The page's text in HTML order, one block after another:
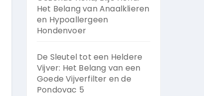
Het Belang van Anaalklieren
en Hypoallergeen
Hondenvoer
De Sleutel tot een Heldere
Vijver: Het Belang van een
Goede Vijverfilter en de
Pondovac 5